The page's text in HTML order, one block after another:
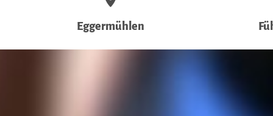
Eggermühlen